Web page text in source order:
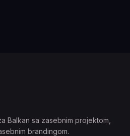
Balkan sa zasebnim projektom,
brandingom.